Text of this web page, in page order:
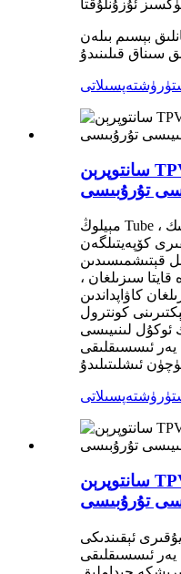
بېسىم بىلەن
تەپسىلاتى
سانتوپرېن TPV قاپلانغان ئىنكولوي 825
تۇرۇبىسى
مېيلوڭ Tube چىرىتىشكە چىداملىق ئاۋستېنتىك ،
كۆپەيتىلگەن
قېتىشمىسىدىن
سىزىلغان ،
كاۋاپداندىن
كونترول
ئوكۇل لىنىيىسى
يەر ئىسسىقلىقى
تەپسىلاتى
سانتوپرېن TPV قاپلانغان Incoloy 825
تۇرۇبىسى
ئېقىندىكى
يەر ئىسسىقلىقى